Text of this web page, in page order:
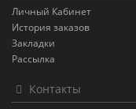
Личный Кабинет
История заказов
Закладки
Рассылка
Контакты